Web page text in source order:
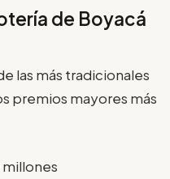
de Boyacá
las más tradicionales
premios mayores más